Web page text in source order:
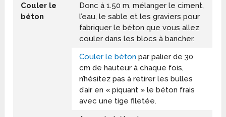
Couler le
béton
Donc à 1.50 m, mélanger le ciment,
l’eau, le sable et les graviers pour
fabriquer le béton que vous allez
couler dans les blocs à bancher.
Couler le béton par palier de 30
cm de hauteur à chaque fois,
n’hésitez pas à retirer les bulles
d’air en « piquant » le béton frais
avec une tige filetée.